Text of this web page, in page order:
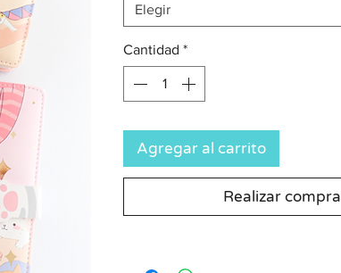
Elegir
Cantidad *
Agregar al carrito
Realizar compra